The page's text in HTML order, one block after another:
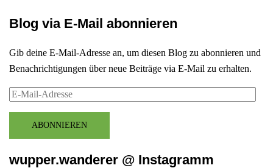
Blog via E-Mail abonnieren
Gib deine E-Mail-Adresse an, um diesen Blog zu abonnieren und
Benachrichtigungen über neue Beiträge via E-Mail zu erhalten.
E-
AdresseABONNIEREN
wupper.wanderer @ Instagramm